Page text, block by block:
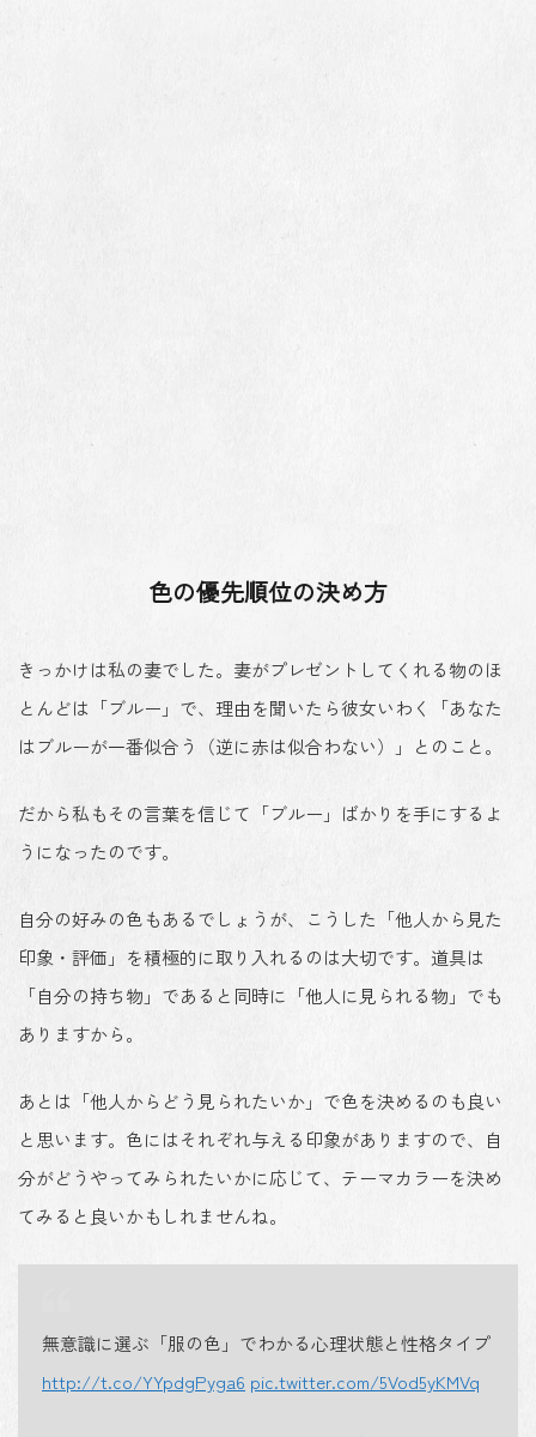
色の優先順位の決め方
きっかけは私の妻でした。妻がプレゼントしてくれる物のほ
とんどは「ブルー」で、理由を聞いたら彼女いわく「あなた
はブルーが一番似合う
（逆に赤は似合わない）」とのこと。
だから私もその言葉を信じて「ブルー」ばかりを手にするよ
うになったのです。
自分の好みの色もあるでしょうが、こうした 「他人から見た
印象・評価」を積極的に取り入れるのは大切です。道具は
「自分の持ち物」であると同時に「他人に見られる物」でも
ありますから。
あとは「他人からどう見られたいか」で色を決めるのも良い
と思います。色にはそれぞれ与える印象がありますので、自
分がどうやってみられたいかに応じて、テーマカラーを決め
てみると良いかもしれませんね。
無意識に選ぶ「服の色」でわかる心理状態と性格タイプ
http://t.co/YYpdgPyga6 pic.twitter.com/5Vod5yKMVq